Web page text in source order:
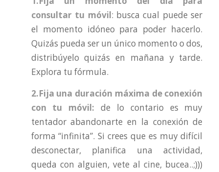
consultar tu móvil: busca cual puede ser
el momento idóneo para poder hacerlo.
Quizás pueda ser un único momento o dos,
distribúyelo quizás en mañana y tarde.
Explora tu fórmula.
2.Fija una duración máxima de conexión
con tu móvil: de lo contario es muy
tentador abandonarte en la conexión de
forma “infinita”. Si crees que es muy difícil
desconectar, planifica una actividad,
queda con alguien, vete al cine, bucea..;)))